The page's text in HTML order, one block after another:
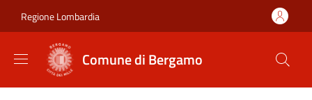
Regione Lombardia
Comune di Bergamo